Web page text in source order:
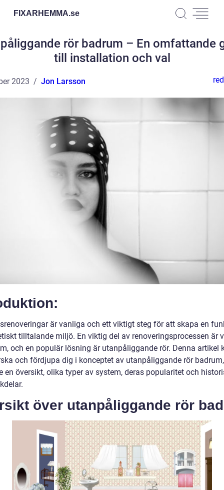
FIXARHEMMA.se
rör badrum – En omfattande
till installation och val
2023 Jon Larsson
är vanliga och ett viktigt steg för att skapa en
tilltalande miljö. En viktig del av renoveringsprocessen är
och en populär lösning är utanpåliggande rör. Denna artikel
och fördjupa dig i konceptet av utanpåliggande rör badrum,
en översikt, olika typer av system, deras popularitet och
över utanpåliggande rör